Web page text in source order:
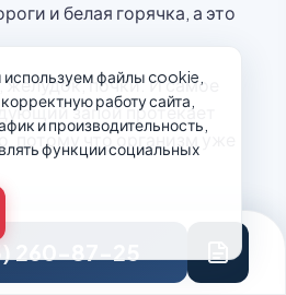
и белая горячка, а это
почки. И самое
запой протекает
что организм уже
приезда врача
помогут.
260-87-25
файлы cookie,
работу сайта,
и производительность,
функции социальных